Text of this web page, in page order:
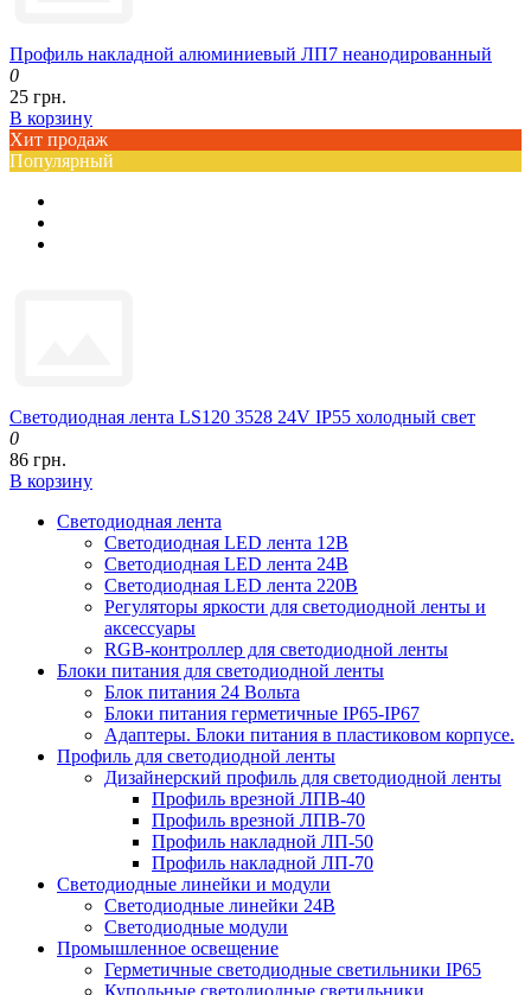
Профиль накладной алюминиевый ЛП7 неанодированный
0
25 грн.
В корзину
Хит продаж
Популярный
Светодиодная лента LS120 3528 24V IP55 холодный свет
0
86 грн.
В корзину
Светодиодная лента
Светодиодная LED лента 12В
Светодиодная LED лента 24В
Светодиодная LED лента 220В
Регуляторы яркости для светодиодной ленты и
аксессуары
RGB-контроллер для светодиодной ленты
Блоки питания для светодиодной ленты
Блок питания 24 Вольта
Блоки питания герметичные IP65-IP67
Адаптеры. Блоки питания в пластиковом корпусе.
Профиль для светодиодной ленты
Дизайнерский профиль для светодиодной ленты
Профиль врезной ЛПВ-40
Профиль врезной ЛПВ-70
Профиль накладной ЛП-50
Профиль накладной ЛП-70
Светодиодные линейки и модули
Светодиодные линейки 24В
Светодиодные модули
Промышленное освещение
Герметичные светодиодные светильники IP65
Купольные светодиодные светильники